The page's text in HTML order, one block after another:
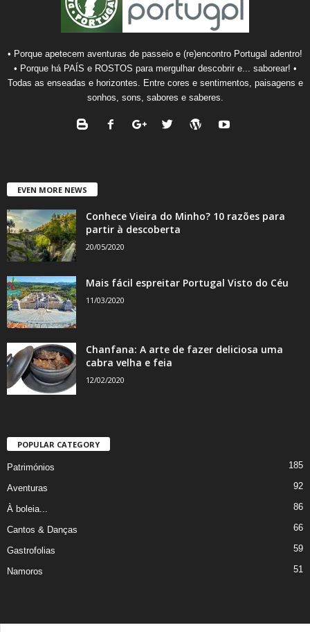
• Porque apetecem aventuras de passeio e (re)encontro Portugal adentro!
• Porque há PAÍS e ROSTOS para mergulhar descobrir e... saborear! •
Todas as enseadas e horizontes. Entre cores e sentimentos, paisagens e
sonhos, sons, sabores e saberes.
EVEN MORE NEWS
Conhece Vieira do Minho? 10 razões para
partir à descoberta
20/05/2020
Mais fácil espreitar Portugal Visto do Céu
11/03/2020
Chanfana: A arte de fazer deliciosa uma
cabra velha e feia
12/02/2020
POPULAR CATEGORY
Patrimónios 185
Aventuras 92
À boleia... 86
Cantos & Danças 66
Gastrofolias 59
Namoros 51